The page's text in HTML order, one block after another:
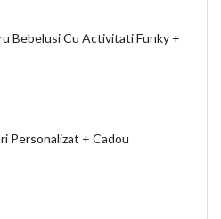
Bebelusi Cu Activitati Funky +
Personalizat + Cadou